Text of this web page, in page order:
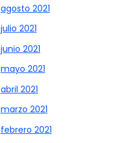
agosto 2021
julio 2021
junio 2021
mayo 2021
abril 2021
marzo 2021
febrero 2021